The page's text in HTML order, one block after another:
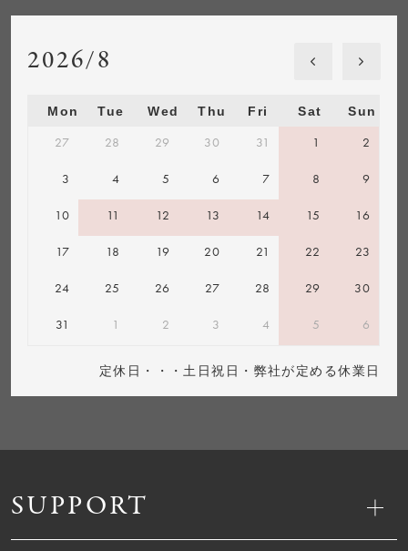
SUPPORT
2026/8
Mon Tue Wed Thu Fri Sat Sun
27 28 29 30 31 1 2
3 4 5 6 7 8 9
10 11 12 13 14 15 16
17 18 19 20 21 22 23
24 25 26 27 28 29 30
31 1 2 3 4 5 6
定休日・・・土日祝日・弊社が定める休業日